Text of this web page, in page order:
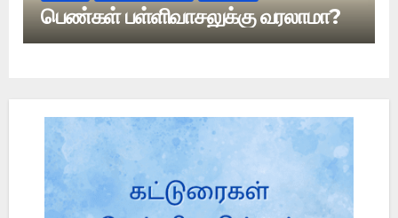
பெண்கள் பள்ளிவாசலுக்கு வரலாமா?